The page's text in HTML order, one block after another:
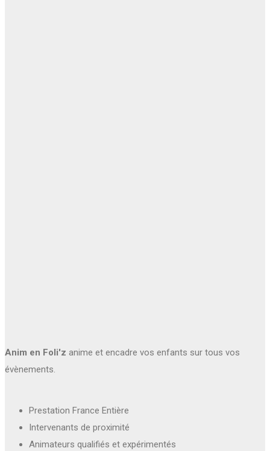
Anim en Foli'z anime et encadre vos enfants sur tous vos
évènements.
Prestation France Entière
Intervenants de proximité
Animateurs qualifiés et expérimentés